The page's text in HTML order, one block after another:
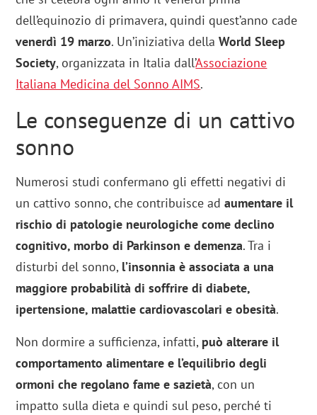
dell’equinozio di primavera, quindi quest’anno cade
venerdì 19 marzo. Un’iniziativa dellaWorld Sleep
Society, organizzata in Italia dall’Associazione
Italiana Medicina del Sonno AIMS.
Le conseguenze di un cattivo
sonno
Numerosi studi confermano gli effetti negativi di
un cattivo sonno, che contribuisce adaumentare il
rischio di patologie neurologiche come declino
cognitivo, morbo di Parkinson e demenza. Tra i
disturbi del sonno, l’insonnia è associata a una
maggiore probabilità di soffrire di diabete,
ipertensione, malattie cardiovascolari e obesità.
Non dormire a sufficienza, infatti, può alterare il
comportamento alimentare e l’equilibrio degli
ormoni che regolano fame e sazietà, con un
impatto sulla dieta e quindi sul peso, perché ti